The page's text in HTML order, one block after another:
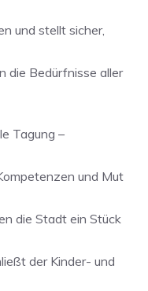
und stellt sicher,
die Bedürfnisse aller
Tagung –
und Mut
die Stadt ein Stück
der Kinder- und